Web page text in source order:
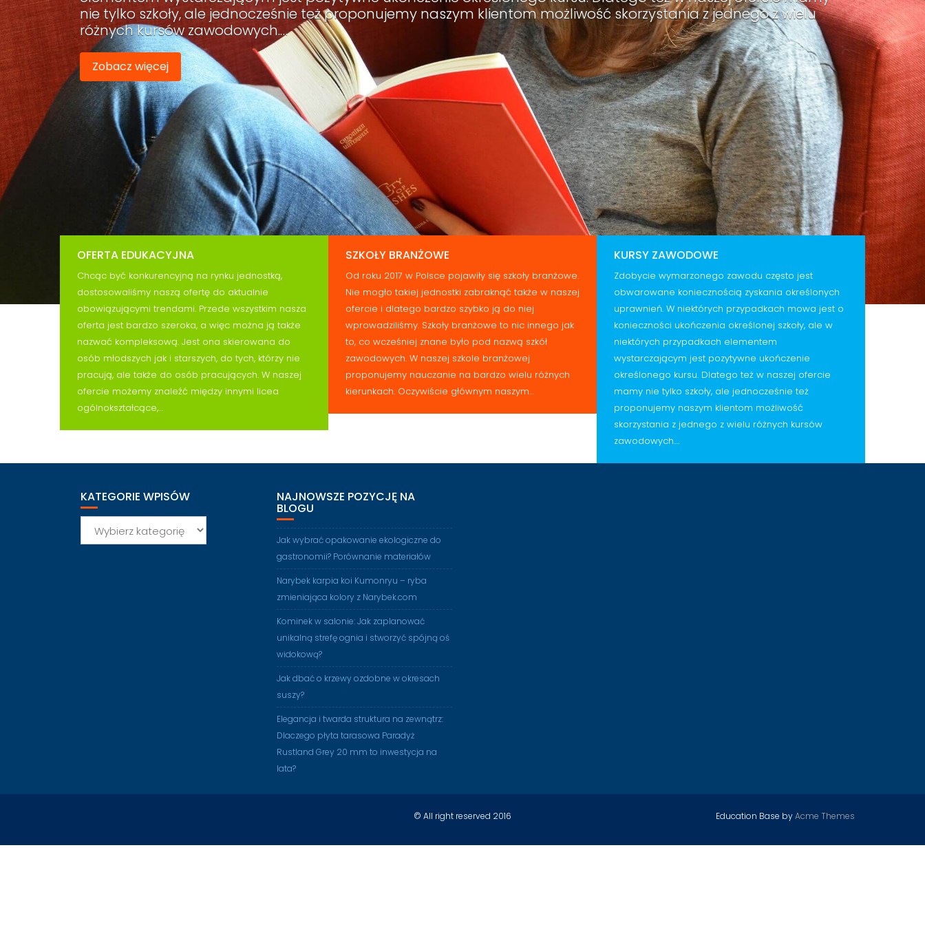
nie tylko szkoły, ale jednocześnie też proponujemy naszym klientom możliwość skorzystania z jednego z wielu
różnych kursów zawodowych.…
Zobacz więcej
OFERTA EDUKACYJNA
Chcąc być konkurencyjną na rynku jednostką,
dostosowaliśmy naszą ofertę do aktualnie
obowiązującymi trendami. Przede wszystkim nasza
oferta jest bardzo szeroka, a więc można ją także
nazwać kompleksową. Jest ona skierowana do
osób młodszych jak i starszych, do tych, którzy nie
pracują, ale także do osób pracujących. W naszej
ofercie możemy znaleźć między innymi licea
ogólnokształcące,…
SZKOŁY BRANŻOWE
Od roku 2017 w Polsce pojawiły się szkoły branżowe.
Nie mogło takiej jednostki zabraknąć także w naszej
ofercie i dlatego bardzo szybko ją do niej
wprowadziliśmy. Szkoły branżowe to nic innego jak
to, co wcześniej znane było pod nazwą szkół
zawodowych. W naszej szkole branżowej
proponujemy nauczanie na bardzo wielu różnych
kierunkach. Oczywiście głównym naszym…
KURSY ZAWODOWE
Zdobycie wymarzonego zawodu często jest
obwarowane koniecznością zyskania określonych
uprawnień. W niektórych przypadkach mowa jest o
konieczności ukończenia określonej szkoły, ale w
niektórych przypadkach elementem
wystarczającym jest pozytywne ukończenie
określonego kursu. Dlatego też w naszej ofercie
mamy nie tylko szkoły, ale jednocześnie też
proponujemy naszym klientom możliwość
skorzystania z jednego z wielu różnych kursów
zawodowych.…
KATEGORIE WPISÓW
wpisów
NAJNOWSZE POZYCJĘ NA
BLOGU
Jak wybrać opakowanie ekologiczne do
gastronomii? Porównanie materiałów
Narybek karpia koi Kumonryu – ryba
zmieniająca kolory z Narybek.com
Kominek w salonie: Jak zaplanować
unikalną strefę ognia i stworzyć spójną oś
widokową?
Jak dbać o krzewy ozdobne w okresach
suszy?
Elegancja i twarda struktura na zewnątrz:
Dlaczego płyta tarasowa Paradyż
Rustland Grey 20 mm to inwestycja na
lata?
© All right reserved 2016 Education Base byAcme Themes